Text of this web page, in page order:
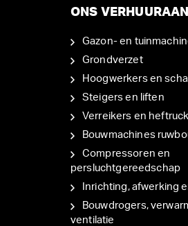
ONS
Gazon- en
Grondverzet
Hoogwerkers en
Steigers en liften
Verreikers en
Bouwmachines
Compressoren en
persluchtgereedschap
Inrichting, afwerking
Bouwdrogers,
ventilatie